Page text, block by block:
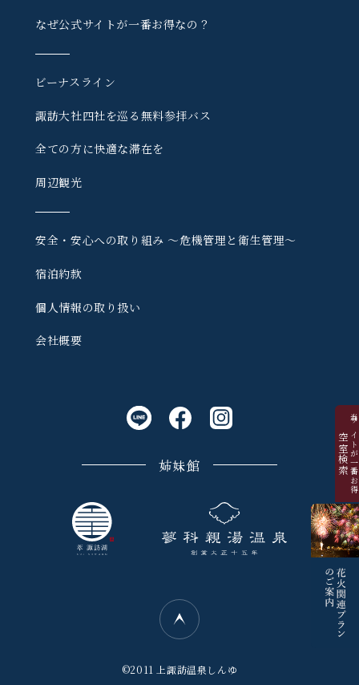
なぜ公式サイトが一番お得なの？
ビーナスライン
諏訪大社四社を巡る 無料参拝バス
全ての方に快適な滞在を
周辺観光
安全・安心への取り組み 〜危機管理と衛生管理〜
宿泊約款
個人情報の取り扱い
会社概要
姉妹館
©2011 上諏訪温泉しんゆ
当サイトが一番お得
空室検索